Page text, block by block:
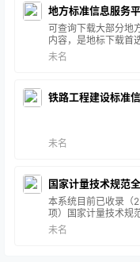
地方标准信息服务
可查询下载大部分地
内容，是地标下载首
平台。（含各省地方
未名
铁路工程建设标准
未名
国家计量技术规范
开系统
本系统目前已收录（
项）国家计量技术规
文，其余国家计量技
后续将不断收录。其
未名